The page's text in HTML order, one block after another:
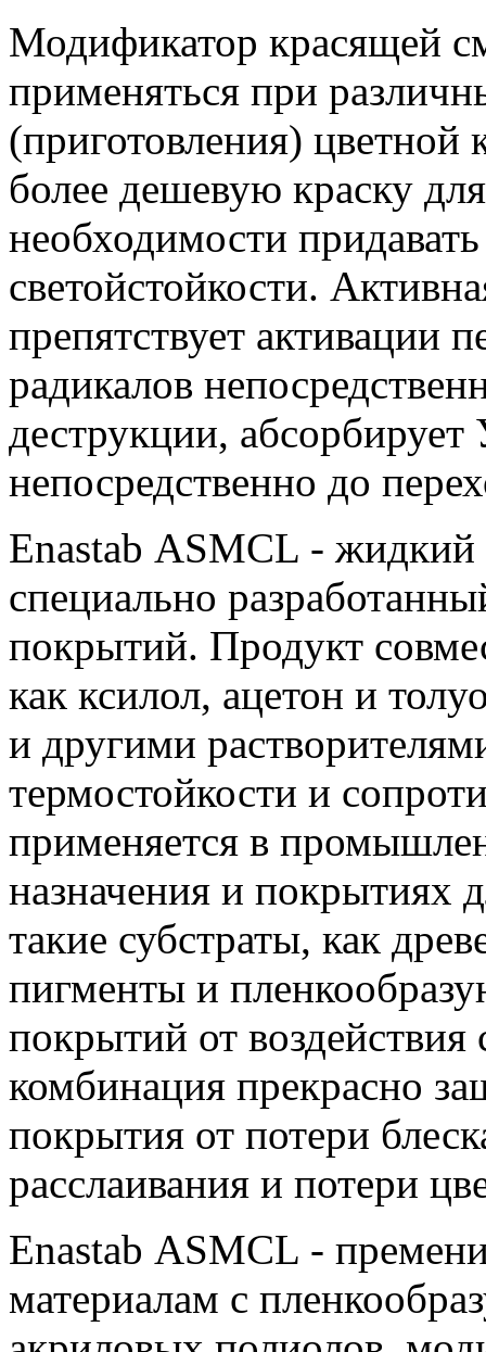
Модификатор красящей
применяться при
(приготовления) цветной
более дешевую краску
необходимости
светойстойкости.
препятствует активации
радикалов
деструкции,
непосредственно до
Enastab ASMCL - жидкий
специально
покрытий. Продукт
как ксилол, ацетон и
и другими
термостойкости и
применяется в
назначения и покрытиях
такие субстраты, как
пигменты и
покрытий от воздействия
комбинация прекрасно
покрытия от потери
расслаивания и потери
Enastab ASMCL -
материалам с